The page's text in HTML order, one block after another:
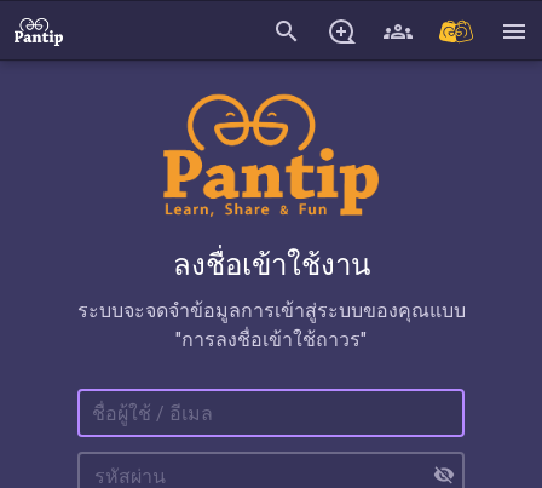
search menu
ลงชื่อเข้าใช้งาน
ระบบจะจดจำข้อมูลการเข้าสู่ระบบของคุณแบบ
"การลงชื่อเข้าใช้ถาวร"
visibility_off